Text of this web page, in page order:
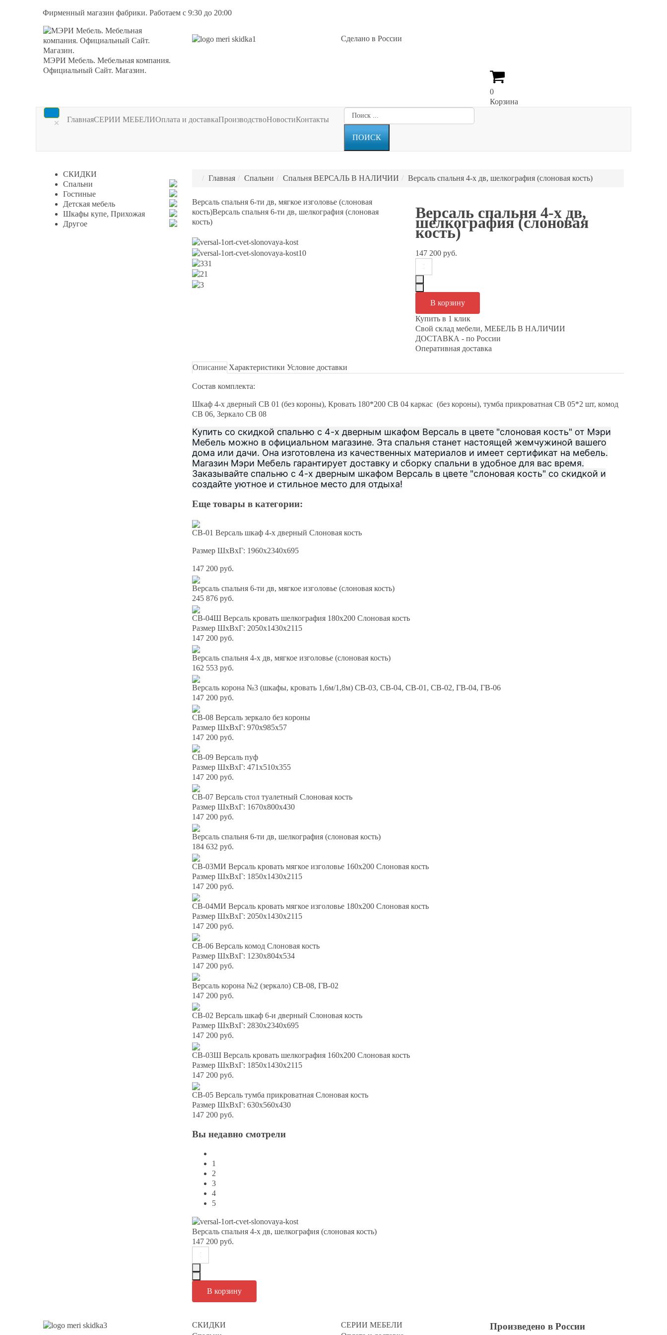
Фирменный магазин фабрики. Работаем с 9:30 до 20:00
МЭРИ Мебель. Мебельная компания.
Официальный Сайт. Магазин.
Сделано в России
0
Корзина
× ГлавнаяСЕРИИ МЕБЕЛИОплата и доставкаПроизводствоНовостиКонтакты
Главная Спальни Спальня ВЕРСАЛЬ В НАЛИЧИИ Версаль спальня 4-х дв, шелкография (слоновая кость)
Версаль спальня 6-ти дв, мягкое изголовье (слоновая
кость)Версаль спальня 6-ти дв, шелкография (слоновая
кость)
Версаль спальня 4-х дв,
шелкография (слоновая
кость)
147 200 руб.
Купить в 1 клик
Свой склад мебели, МЕБЕЛЬ В НАЛИЧИИ
ДОСТАВКА - по России
Оперативная доставка
Описание Характеристики Условие доставки
Состав комплекта:
Шкаф 4-х дверный СВ 01 (без короны), Кровать 180*200 СВ 04 каркас (без короны), тумба прикроватная СВ 05*2 шт, комод
СВ 06, Зеркало СВ 08
Купить со скидкой спальню с 4-х дверным шкафом Версаль в цвете "слоновая кость" от Мэри
Мебель можно в официальном магазине. Эта спальня станет настоящей жемчужиной вашего
дома или дачи. Она изготовлена из качественных материалов и имеет сертификат на мебель.
Магазин Мэри Мебель гарантирует доставку и сборку спальни в удобное для вас время.
Заказывайте спальню с 4-х дверным шкафом Версаль в цвете "слоновая кость" со скидкой и
создайте уютное и стильное место для отдыха!
Еще товары в категории:
СВ-01 Версаль шкаф 4-х дверный Слоновая кость
Размер ШхВхГ: 1960х2340х695
147 200 руб.
Версаль спальня 6-ти дв, мягкое изголовье (слоновая кость)
245 876 руб.
СВ-04Ш Версаль кровать шелкография 180х200 Слоновая кость
Размер ШхВхГ: 2050х1430х2115
147 200 руб.
Версаль спальня 4-х дв, мягкое изголовье (слоновая кость)
162 553 руб.
Версаль корона №3 (шкафы, кровать 1,6м/1,8м) СВ-03, СВ-04, СВ-01, СВ-02, ГВ-04, ГВ-06
147 200 руб.
СВ-08 Версаль зеркало без короны
Размер ШхВхГ: 970х985х57
147 200 руб.
СВ-09 Версаль пуф
Размер ШхВхГ: 471х510х355
147 200 руб.
СВ-07 Версаль стол туалетный Слоновая кость
Размер ШхВхГ: 1670х800х430
147 200 руб.
Версаль спальня 6-ти дв, шелкография (слоновая кость)
184 632 руб.
СВ-03МИ Версаль кровать мягкое изголовье 160х200 Слоновая кость
Размер ШхВхГ: 1850х1430х2115
147 200 руб.
СВ-04МИ Версаль кровать мягкое изголовье 180х200 Слоновая кость
Размер ШхВхГ: 2050х1430х2115
147 200 руб.
СВ-06 Версаль комод Слоновая кость
Размер ШхВхГ: 1230х804х534
147 200 руб.
Версаль корона №2 (зеркало) СВ-08, ГВ-02
147 200 руб.
СВ-02 Версаль шкаф 6-и дверный Слоновая кость
Размер ШхВхГ: 2830х2340х695
147 200 руб.
СВ-03Ш Версаль кровать шелкография 160х200 Слоновая кость
Размер ШхВхГ: 1850х1430х2115
147 200 руб.
СВ-05 Версаль тумба прикроватная Слоновая кость
Размер ШхВхГ: 630х560х430
147 200 руб.
Вы недавно смотрели
1
2
3
4
5
Версаль спальня 4-х дв, шелкография (слоновая кость)
147 200 руб.
СКИДКИ
Спальни
Гостиные
Детская мебель
Шкафы купе, Прихожая
Другое
СКИДКИ
СЕРИИ МЕБЕЛИ
Произведено в России